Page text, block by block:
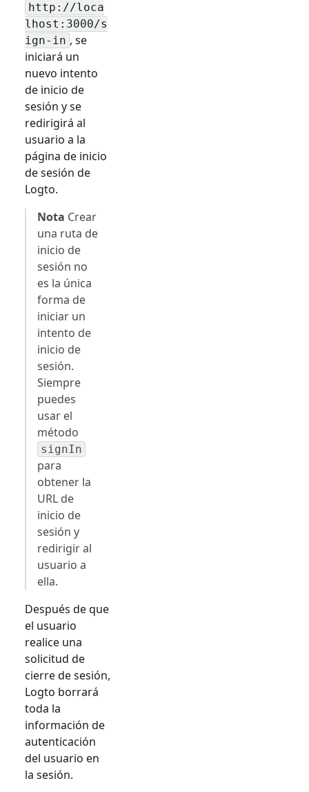
http://loca
lhost:3000/s
ign-in , se
iniciará un
nuevo intento
de inicio de
sesión y se
redirigirá al
usuario a la
página de inicio
de sesión de
Logto.
Nota Crear
una ruta de
inicio de
sesión no
es la única
forma de
iniciar un
intento de
inicio de
sesión.
Siempre
puedes
usar el
método
signIn
para
obtener la
URL de
inicio de
sesión y
redirigir al
usuario a
ella.
Después de que
el usuario
realice una
solicitud de
cierre de sesión,
Logto borrará
toda la
información de
autenticación
del usuario en
la sesión.